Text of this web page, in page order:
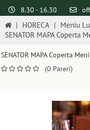
8.30 - 16.30
| HORECA | Meniu
SENATOR MAPA Coperta
SENATOR MAPA Coperta
(0 Pareri)